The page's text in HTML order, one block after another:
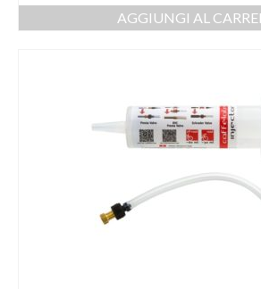
AGGIUNGI AL